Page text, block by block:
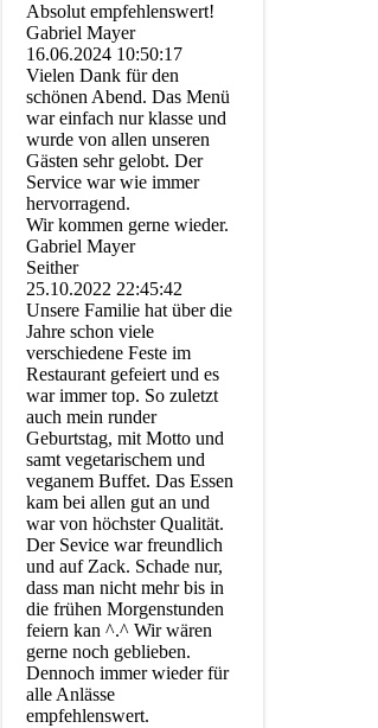
Absolut empfehlenswert!
Gabriel Mayer
16.06.2024 10:50:17
Vielen Dank für den
schönen Abend. Das Menü
war einfach nur klasse und
wurde von allen unseren
Gästen sehr gelobt. Der
Service war wie immer
hervorragend.
Wir kommen gerne wieder.
Gabriel Mayer
Seither
25.10.2022 22:45:42
Unsere Familie hat über die
Jahre schon viele
verschiedene Feste im
Restaurant gefeiert und es
war immer top. So zuletzt
auch mein runder
Geburtstag, mit Motto und
samt vegetarischem und
veganem Buffet. Das Essen
kam bei allen gut an und
war von höchster Qualität.
Der Sevice war freundlich
und auf Zack. Schade nur,
dass man nicht mehr bis in
die frühen Morgenstunden
feiern kan ^.^ Wir wären
gerne noch geblieben.
Dennoch immer wieder für
alle Anlässe
empfehlenswert.